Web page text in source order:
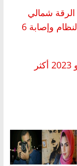
شمالي
سوريا.. ومقتل 10 من عناصر قوات النظام وإصابة 6
البشرية تدخل «مرحلة الغليان».. يوليو 2023 أكثر